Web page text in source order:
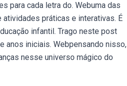
para cada letra do. Webuma das
práticas e interativas. É
infantil. Trago neste post
anos iniciais. Webpensando nisso,
nesse universo mágico do